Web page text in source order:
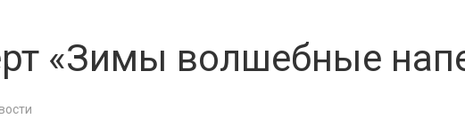
«Зимы волшебные